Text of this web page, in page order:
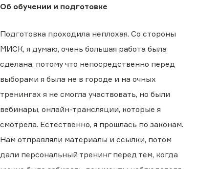
Об обучении и подготовке
Подготовка проходила неплохая. Со стороны
МИСК, я думаю, очень большая работа была
сделана, потому что непосредственно перед
выборами я была не в городе и на очных
тренингах я не смогла участвовать, но были
вебинары, онлайн-трансляции, которые я
смотрела. Естественно, я прошлась по законам.
Нам отправляли материалы и ссылки, потом
дали персональный тренинг перед тем, когда